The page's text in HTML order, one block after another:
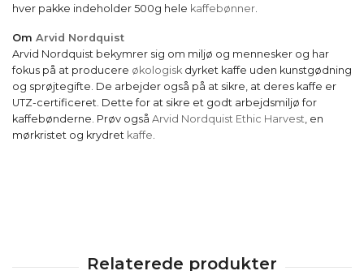
hver pakke indeholder 500g hele kaffebønner.
Om Arvid Nordquist
Arvid Nordquist bekymrer sig om miljø og mennesker og har
fokus på at producere økologisk dyrket kaffe uden kunstgødning
og sprøjtegifte. De arbejder også på at sikre, at deres kaffe er
UTZ-certificeret. Dette for at sikre et godt arbejdsmiljø for
kaffebønderne. Prøv også Arvid Nordquist Ethic Harvest, en
mørkristet og krydret kaffe.